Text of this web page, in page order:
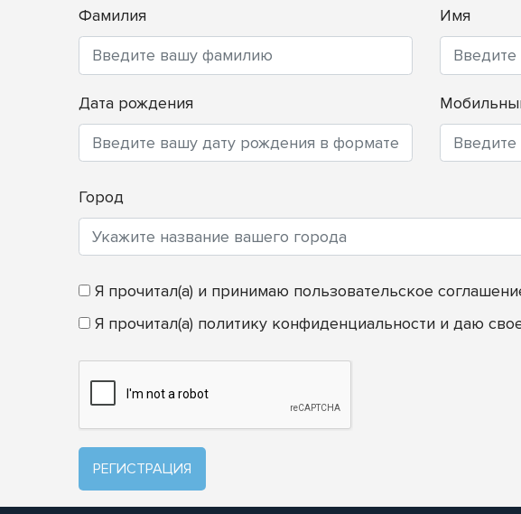
Фамилия Имя
Дата рождения
Город
Я прочитал(а) и принимаю пользовательское
Я прочитал(а) политику конфиденциальности и даю
РЕГИСТРАЦИЯ